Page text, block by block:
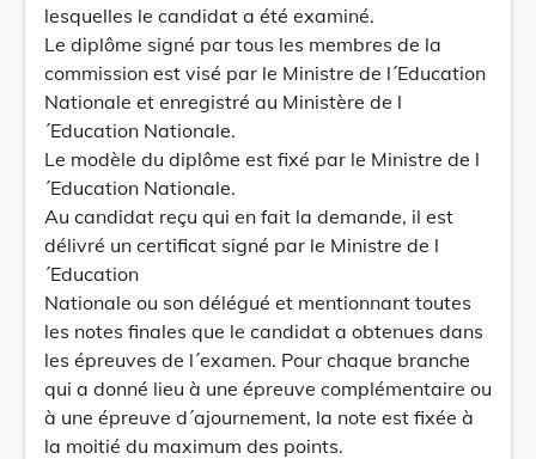
lesquelles le candidat a été examiné.
Le diplôme signé par tous les membres de la
commission est visé par le Ministre de l´Education
Nationale et enregistré au Ministère de l
´Education Nationale.
Le modèle du diplôme est fixé par le Ministre de l
´Education Nationale.
Au candidat reçu qui en fait la demande, il est
délivré un certificat signé par le Ministre de l
´Education
Nationale ou son délégué et mentionnant toutes
les notes finales que le candidat a obtenues dans
les épreuves de l´examen. Pour chaque branche
qui a donné lieu à une épreuve complémentaire ou
à une épreuve d´ajournement, la note est fixée à
la moitié du maximum des points.